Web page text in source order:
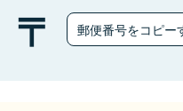
郵便番号をコピー